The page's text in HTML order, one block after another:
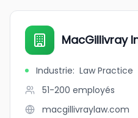
MacGillivray
Industrie: Law Practice
51-200 employés
macgillivraylaw.com